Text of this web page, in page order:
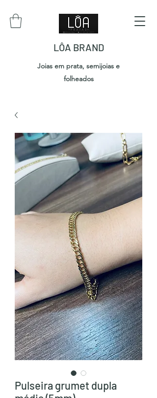
LÔA BRAND
Joias em prata, semijoias e
folheados
Pulseira grumet dupla